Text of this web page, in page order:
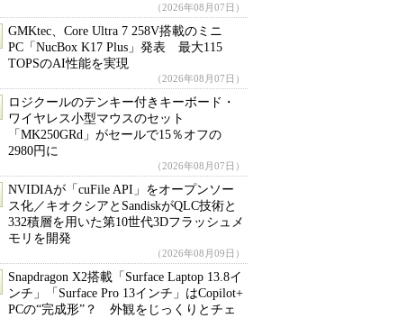
（2026年08月07日）
GMKtec、Core Ultra 7 258V搭載のミニ
PC「NucBox K17 Plus」発表 最大115
TOPSのAI性能を実現
（2026年08月07日）
ロジクールのテンキー付きキーボード・
ワイヤレス小型マウスのセット
「MK250GRd」がセールで15％オフの
2980円に
（2026年08月07日）
NVIDIAが「cuFile API」をオープンソー
ス化／キオクシアとSandiskがQLC技術と
332積層を用いた第10世代3Dフラッシュメ
モリを開発
（2026年08月09日）
Snapdragon X2搭載「Surface Laptop 13.8イ
ンチ」「Surface Pro 13インチ」はCopilot+
PCの“完成形”？ 外観をじっくりとチェ